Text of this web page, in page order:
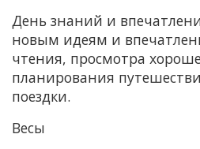
День знаний и
новым идеям и
чтения, просмотра
планирования
поездки.
Весы